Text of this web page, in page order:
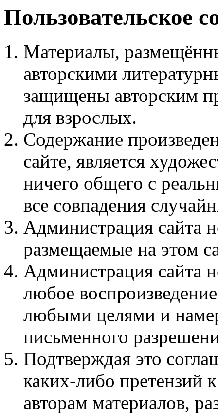
Пользовательское
Материалы,
авторскими
защищены авторским
для взрослых.
Содержание
сайте, является
ничего общего с
все совпадения
Администрация сайта
размещаемые на этом
Администрация сайта
любое
любыми целями и
письменного
Подтверждая это
каких-либо претензий
авторам материалов,